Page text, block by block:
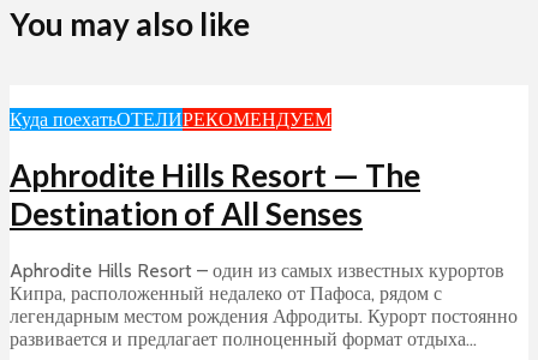
You may also like
Куда поехатьОТЕЛИРЕКОМЕНДУЕМ
Aphrodite Hills Resort — The
Destination of All Senses
Aphrodite Hills Resort – один из самых известных курортов
Кипра, расположенный недалеко от Пафоса, рядом с
легендарным местом рождения Афродиты. Курорт постоянно
развивается и предлагает полноценный формат отдыха...